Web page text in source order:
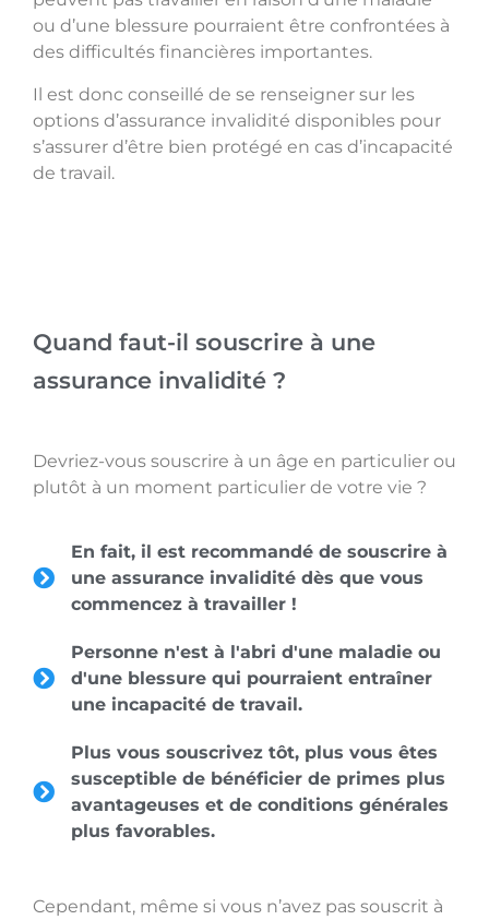
ou d’une blessure pourraient être confrontées à
des difficultés financières importantes.
Il est donc conseillé de se renseigner sur les
options d’assurance invalidité disponibles pour
s’assurer d’être bien protégé en cas d’incapacité
de travail.
Quand faut-il souscrire à une
assurance invalidité ?
Devriez-vous souscrire à un âge en particulier ou
plutôt à un moment particulier de votre vie ?
En fait, il est recommandé de souscrire à
une assurance invalidité dès que vous
commencez à travailler !
Personne n'est à l'abri d'une maladie ou
d'une blessure qui pourraient entraîner
une incapacité de travail.
Plus vous souscrivez tôt, plus vous êtes
susceptible de bénéficier de primes plus
avantageuses et de conditions générales
plus favorables.
Cependant, même si vous n’avez pas souscrit à